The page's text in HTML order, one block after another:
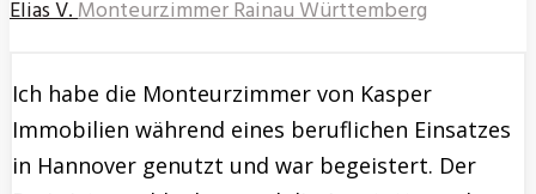
Elias V.Monteurzimmer Rainau Württemberg
Ich habe die Monteurzimmer von Kasper
Immobilien während eines beruflichen Einsatzes
in Hannover genutzt und war begeistert. Der